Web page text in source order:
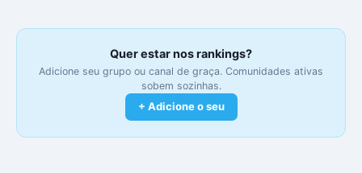
Quer estar nos rankings?
Adicione seu grupo ou canal de graça. Comunidades ativas
sobem sozinhas.
+ Adicione o seu